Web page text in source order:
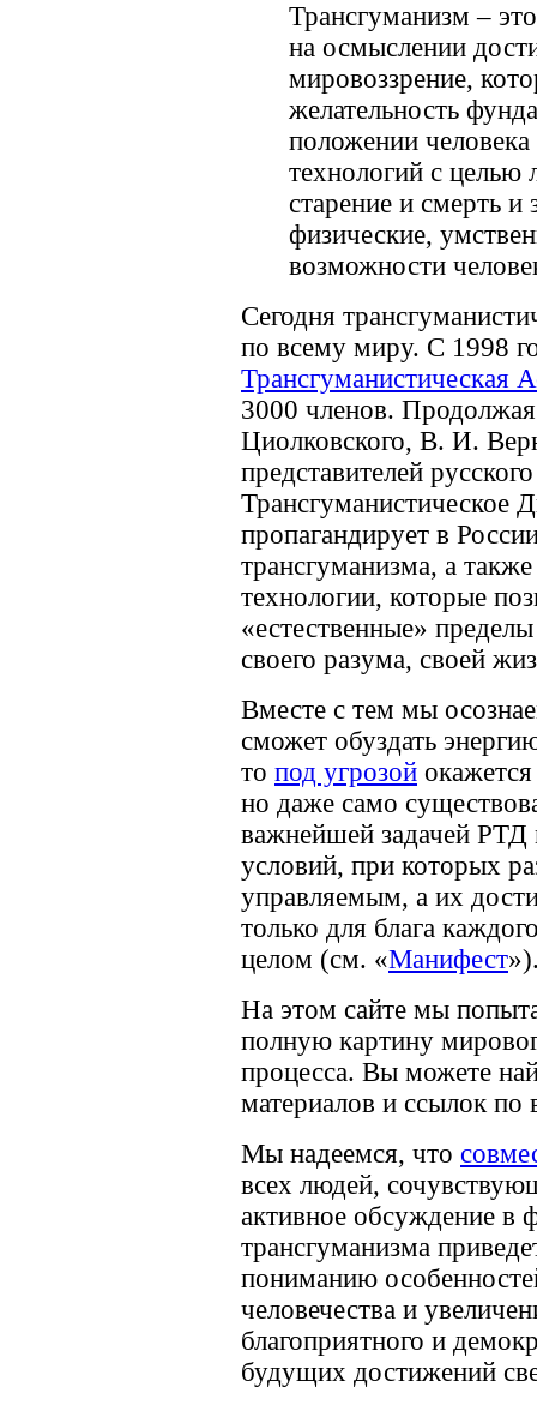
Трансгуманизм –
на осмыслении
мировоззрение,
желательность
положении
технологий с целью
старение и смерть и
физические,
возможности
Сегодня
по всему миру. С 1998
Трансгуманистическая
3000 членов.
Циолковского, В. И.
представителей
Трансгуманистическое
пропагандирует в
трансгуманизма, а
технологии, которые
«естественные»
своего разума, своей
Вместе с тем мы
сможет обуздать
то под угрозой
но даже само
важнейшей задачей РТД
условий, при которых
управляемым, а их
только для блага
целом (см. «Манифест
На этом сайте мы
полную картину
процесса. Вы можете
материалов и ссылок по
Мы надеемся, что
всех людей,
активное обсуждение в
трансгуманизма
пониманию
человечества и
благоприятного и
будущих достижений